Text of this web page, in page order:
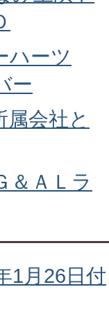
ハーツ
ー
属会社と
＆ＡＬラ
1月26日付